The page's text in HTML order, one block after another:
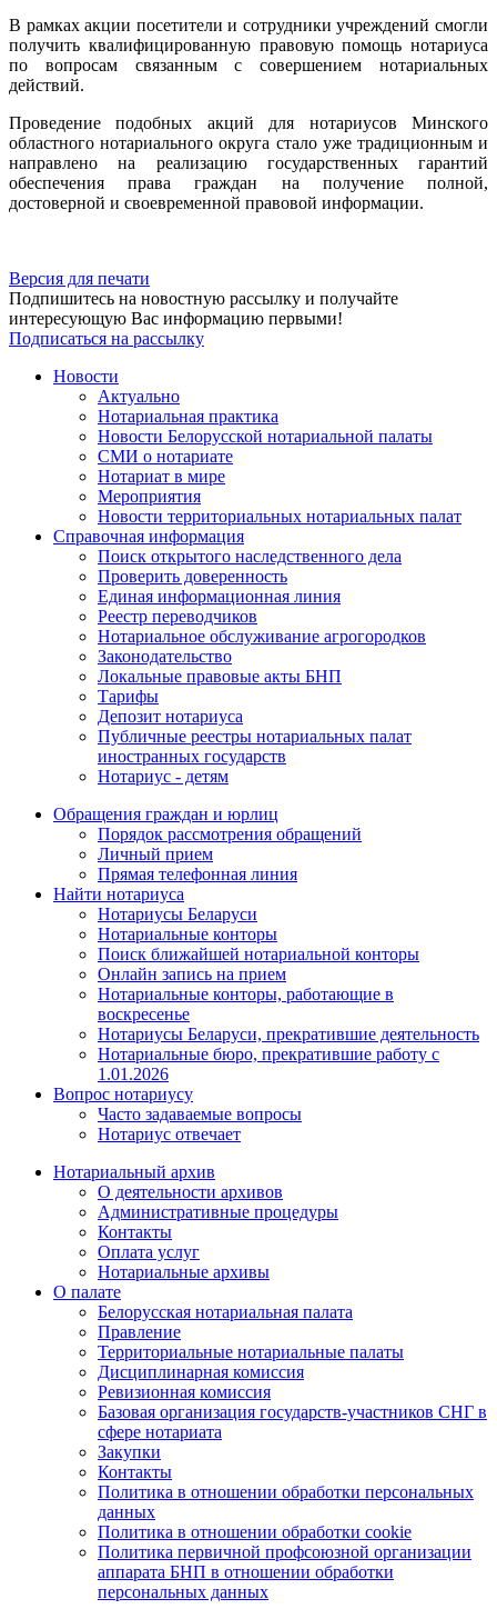
В рамках акции посетители и сотрудники учреждений смогли
получить квалифицированную правовую помощь нотариуса
по вопросам связанным с совершением нотариальных
действий.
Проведение подобных акций для нотариусов Минского
областного нотариального округа стало уже традиционным и
направлено на реализацию государственных гарантий
обеспечения права граждан на получение полной,
достоверной и своевременной правовой информации.
Версия для печати
Подпишитесь на новостную рассылку и получайте
интересующую Вас информацию первыми!
Подписаться на рассылку
Новости
Актуально
Нотариальная практика
Новости Белорусской нотариальной палаты
СМИ о нотариате
Нотариат в мире
Мероприятия
Новости территориальных нотариальных палат
Справочная информация
Поиск открытого наследственного дела
Проверить доверенность
Единая информационная линия
Реестр переводчиков
Нотариальное обслуживание агрогородков
Законодательство
Локальные правовые акты БНП
Тарифы
Депозит нотариуса
Публичные реестры нотариальных палат
иностранных государств
Нотариус - детям
Обращения граждан и юрлиц
Порядок рассмотрения обращений
Личный прием
Прямая телефонная линия
Найти нотариуса
Нотариусы Беларуси
Нотариальные конторы
Поиск ближайшей нотариальной конторы
Онлайн запись на прием
Нотариальные конторы, работающие в
воскресенье
Нотариусы Беларуси, прекратившие деятельность
Нотариальные бюро, прекратившие работу с
1.01.2026
Вопрос нотариусу
Часто задаваемые вопросы
Нотариус отвечает
Нотариальный архив
О деятельности архивов
Административные процедуры
Контакты
Оплата услуг
Нотариальные архивы
О палате
Белорусская нотариальная палата
Правление
Территориальные нотариальные палаты
Дисциплинарная комиссия
Ревизионная комиссия
Базовая организация государств-участников СНГ в
сфере нотариата
Закупки
Контакты
Политика в отношении обработки персональных
данных
Политика в отношении обработки cookie
Политика первичной профсоюзной организации
аппарата БНП в отношении обработки
персональных данных